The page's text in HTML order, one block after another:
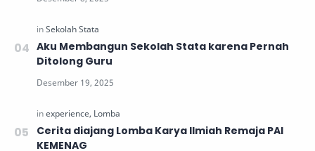
Aku Membangun Sekolah Stata karena Pernah
Ditolong Guru
Cerita diajang Lomba Karya Ilmiah Remaja PAI
KEMENAG